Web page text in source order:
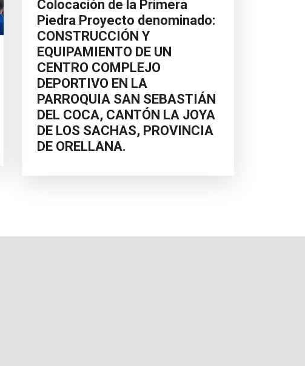
Colocación de la Primera
Piedra Proyecto denominado:
CONSTRUCCIÓN Y
EQUIPAMIENTO DE UN
CENTRO COMPLEJO
DEPORTIVO EN LA
PARROQUIA SAN SEBASTIÁN
DEL COCA, CANTÓN LA JOYA
DE LOS SACHAS, PROVINCIA
DE ORELLANA.